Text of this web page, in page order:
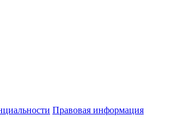
Правовая информация